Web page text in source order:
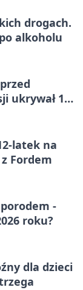
drogach.
alkoholu
ukrywał 12
latek na
Fordem
-
roku?
dla dzieci